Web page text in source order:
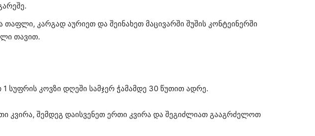
თაფლი, კარგად აურიეთ და შეინახეთ მაცივარში შუშის კონტეინერში
თავით.
სუფრის კოვზი დღეში სამჯერ ჭამამდე 30 წუთით ადრე.
კვირა, შემდეგ დაისვენეთ ერთი კვირა და შეგიძლიათ გააგრძელოთ